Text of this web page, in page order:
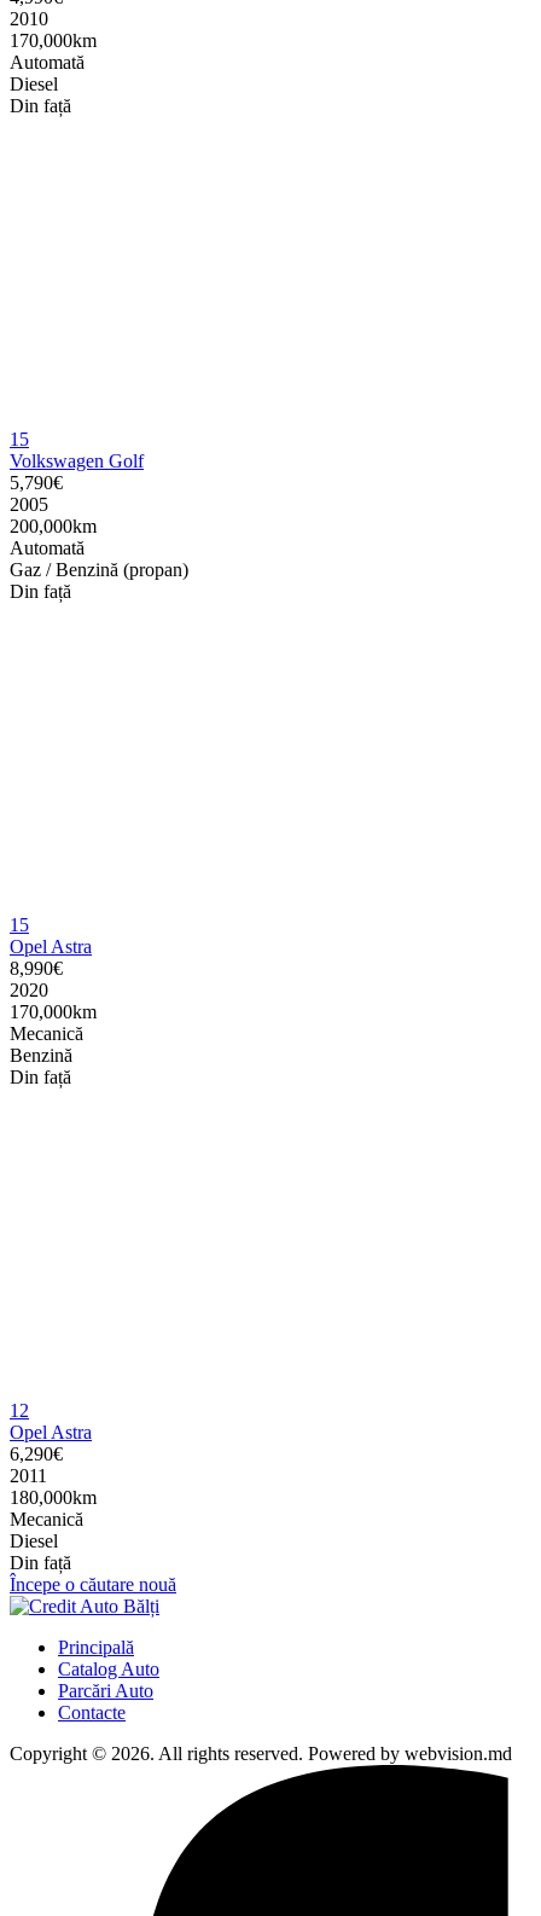
2010
170,000km
Automată
Diesel
Din față
15
Volkswagen Golf
5,790€
2005
200,000km
Automată
Gaz / Benzină (propan)
Din față
15
Opel Astra
8,990€
2020
170,000km
Mecanică
Benzină
Din față
12
Opel Astra
6,290€
2011
180,000km
Mecanică
Diesel
Din față
Începe o căutare nouă
Principală
Catalog Auto
Parcări Auto
Contacte
Copyright © 2026. All rights reserved. Powered by webvision.md